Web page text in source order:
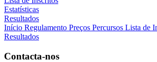
Estatísticas
Resultados
Início Regulamento Preços Percursos Lista de
Resultados
Contacta-nos